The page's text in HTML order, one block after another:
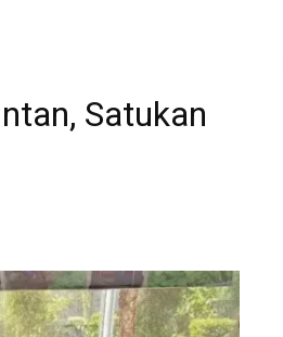
Satukan